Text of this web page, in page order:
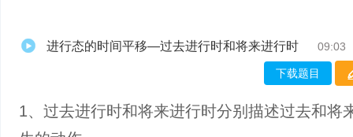
进行态的时间平移—过去进行时和将来进行时 09:03
下载题目
1、过去进行时和将来进行时分别描述过去和将